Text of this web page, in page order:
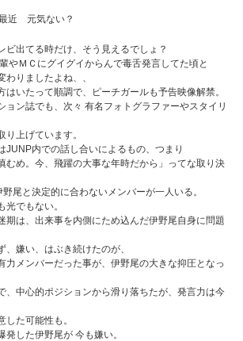
近 元気ない？
ビ出てる時だけ、そう見えるでしょ？
やＭＣにグイグイからんで毒舌発言してた頃と
わりましたよね、、
はいたって順調で、ピーチガールも予告映像解禁。
ョン誌でも、次々 有名フォトグラファーやスタイリ
り上げています。
JUNP内での話し合いによるもの、つまり
むめ。今、飛躍の大事な年時だから」ってな取り決
尾と決定的に合わないメンバーが一人いる。
光でもない。
期は、出来事を内側にため込んだ伊野尾自身に問題
、嫌い、はぶき続けたのが、
力メンバーだった事が、伊野尾の大きな抑圧となっ
、中心的ポジションから滑り落ちたが、発言力は今
した可能性も。
発した伊野尾が 今も嫌い。